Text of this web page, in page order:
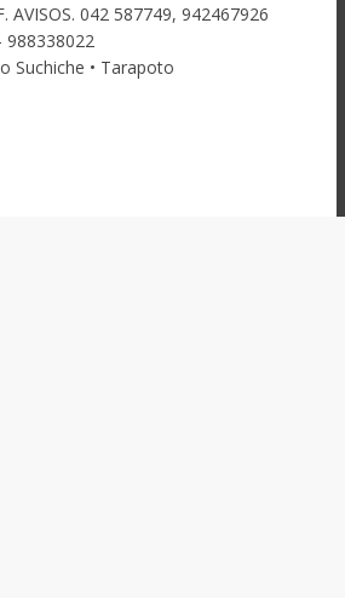
AVISOS. 042 587749, 942467926
988338022
Suchiche • Tarapoto